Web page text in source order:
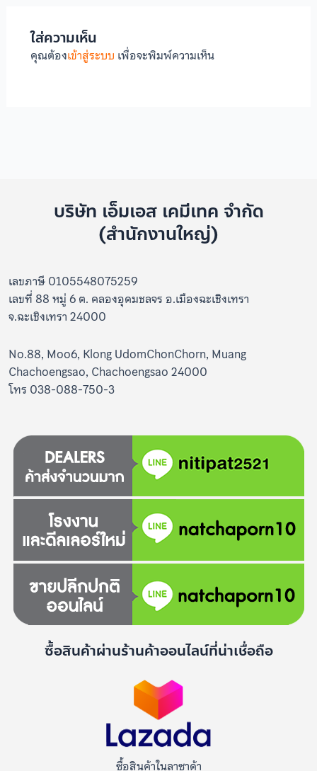
ใส่ความเห็น
คุณต้องเข้าสู่ระบบ เพื่อจะพิมพ์ความเห็น
บริษัท เอ็มเอส เคมีเทค จำกัด
(สำนักงานใหญ่)
เลขภาษี 0105548075259
เลขที่ 88 หมู่ 6 ต. คลองอุดมชลจร อ.เมืองฉะเชิงเทรา
จ.ฉะเชิงเทรา 24000
No.88, Moo6, Klong UdomChonChorn, Muang
Chachoengsao, Chachoengsao 24000
โทร 038-088-750-3
ซื้อสินค้าผ่านร้านค้าออนไลน์ที่น่าเชื่อถือ
ซื้อสินค้าในลาซาด้า